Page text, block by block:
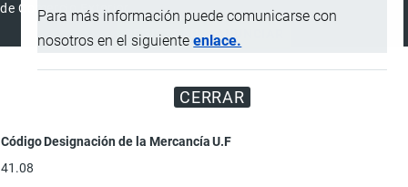
Para más información puede comunicarse con
nosotros en el siguienteenlace.
CERRAR
de Comercio Exterior
REGISTRAR
ANUNCIAR
CódigoDesignación de la MercancíaU.F
41.08